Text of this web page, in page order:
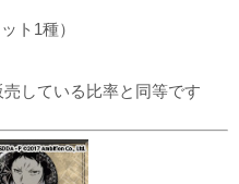
ト1種）
している比率と同等です